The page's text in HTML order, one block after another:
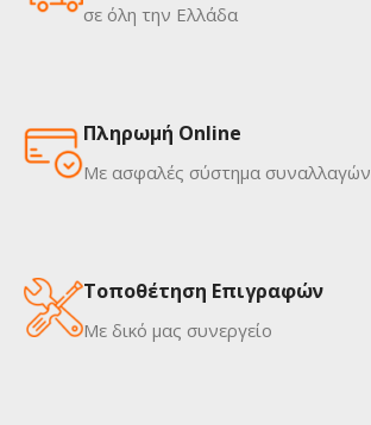
σε όλη την Ελλάδα
Πληρωμή Online
Με ασφαλές σύστημα συναλλαγών
Τοποθέτηση Επιγραφών
Με δικό μας συνεργείο